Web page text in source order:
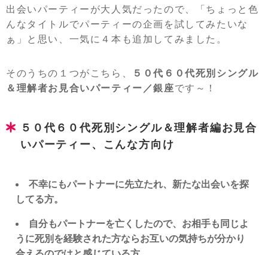
出会いパーティーが大人気だったので、「ちょっと色
んなタイトルでパーティーの企画を試してみたいな
ぁ」と思い、一気に４本も追加してみました。
そのうちの１つがこちら、
５０代６０代死別シングル
＆理解者お見合いパーティー／銀座です～！
５０代６０代死別シングル＆理解者編お見合
いパーティー、こんな方向け
不幸にもパートナーに先立たれ、新たな出会いを探
してる方。
自分もパートナーを亡くしたので、お相手も同じよ
うに死別を経験された方ならお互いの気持ちが分かり